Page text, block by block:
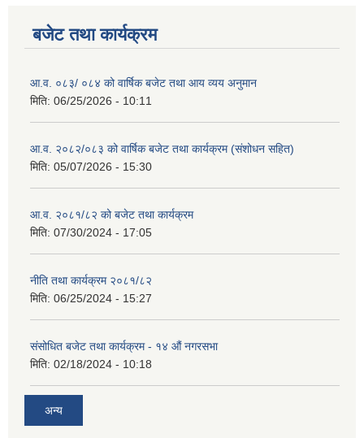
बजेट तथा कार्यक्रम
आ.व. ०८३/ ०८४ को वार्षिक बजेट तथा आय व्यय अनुमान
मिति: 06/25/2026 - 10:11
आ.व. २०८२/०८३ को वार्षिक बजेट तथा कार्यक्रम (संशोधन सहित)
मिति: 05/07/2026 - 15:30
आ.व. २०८१/८२ को बजेट तथा कार्यक्रम
मिति: 07/30/2024 - 17:05
नीति तथा कार्यक्रम २०८१/८२
मिति: 06/25/2024 - 15:27
संसोधित बजेट तथा कार्यक्रम - १४ औं नगरसभा
मिति: 02/18/2024 - 10:18
अन्य